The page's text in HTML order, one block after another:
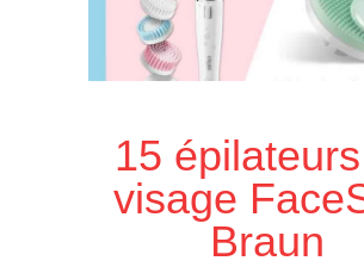
15
visage
Braun